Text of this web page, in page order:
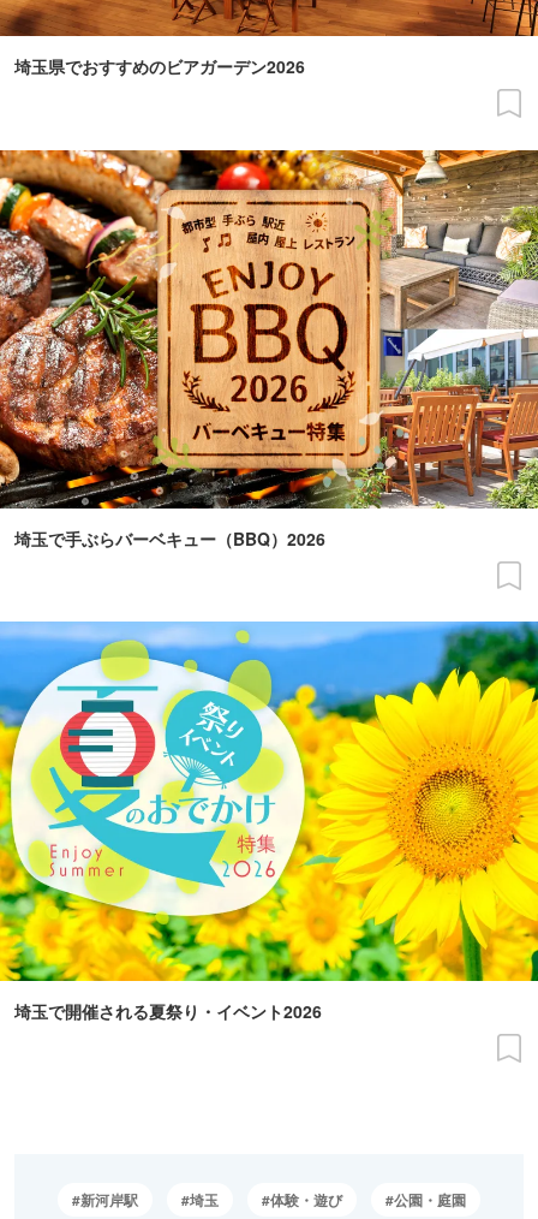
埼玉県でおすすめのビアガーデン2026
埼玉で手ぶらバーベキュー（BBQ）2026
埼玉で開催される夏祭り・イベント2026
新河岸駅 埼玉 体験・遊び 公園・庭園